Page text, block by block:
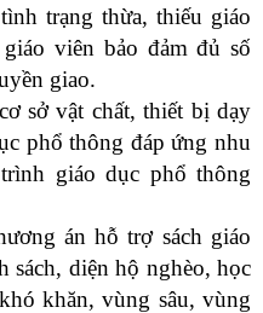
trạng thừa, thiếu giáo
viên bảo đảm đủ số
giao.
sở vật chất, thiết bị dạy
phổ thông đáp ứng nhu
giáo dục phổ thông
án hỗ trợ sách giáo
sách, diện hộ nghèo, học
khăn, vùng sâu, vùng